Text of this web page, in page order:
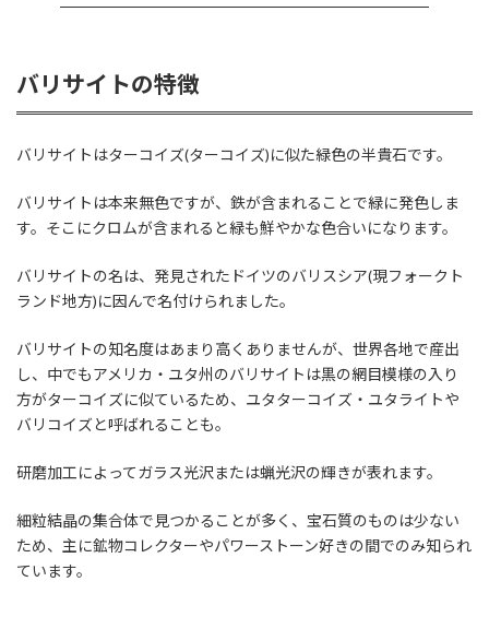
バリサイトの特徴
バリサイトはターコイズ(ターコイズ)に似た緑色の半貴石です。
バリサイトは本来無色ですが、鉄が含まれることで緑に発色しま
す。そこにクロムが含まれると緑も鮮やかな色合いになります。
バリサイトの名は、発見されたドイツのバリスシア(現フォークト
ランド地方)に因んで名付けられました。
バリサイトの知名度はあまり高くありませんが、世界各地で産出
し、中でもアメリカ・ユタ州のバリサイトは黒の網目模様の入り
方がターコイズに似ているため、ユタターコイズ・ユタライトや
バリコイズと呼ばれることも。
研磨加工によってガラス光沢または蝋光沢の輝きが表れます。
細粒結晶の集合体で見つかることが多く、宝石質のものは少ない
ため、主に鉱物コレクターやパワーストーン好きの間でのみ知られ
ています。